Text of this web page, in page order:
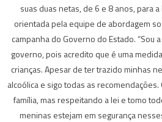
suas duas netas, de 6 e 8 anos, para
orientada pela equipe de abordagem
campanha do Governo do Estado. “Sou
governo, pois acredito que é uma
crianças. Apesar de ter trazido minhas
alcoólica e sigo todas as
família, mas respeitando a lei e tomo
meninas estejam em segurança